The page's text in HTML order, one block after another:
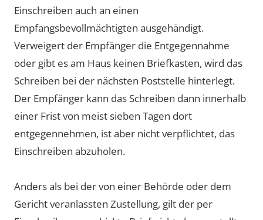
Einschreiben auch an einen
Empfangsbevollmächtigten ausgehändigt.
Verweigert der Empfänger die Entgegennahme
oder gibt es am Haus keinen Briefkasten, wird das
Schreiben bei der nächsten Poststelle hinterlegt.
Der Empfänger kann das Schreiben dann innerhalb
einer Frist von meist sieben Tagen dort
entgegennehmen, ist aber nicht verpflichtet, das
Einschreiben abzuholen.
Anders als bei der von einer Behörde oder dem
Gericht veranlassten Zustellung, gilt der per